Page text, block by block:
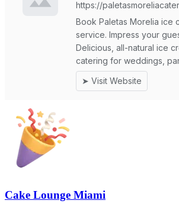
Cake Lounge Miami